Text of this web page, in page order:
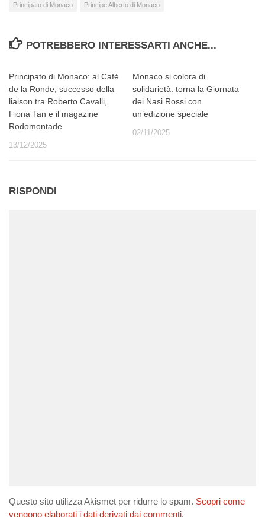
Principato di Monaco Principe Alberto di Monaco
POTREBBERO INTERESSARTI ANCHE...
Principato di Monaco: al Café
de la Ronde, successo della
liaison tra Roberto Cavalli,
Fiona Tan e il magazine
Rodomontade
13/12/2025
Monaco si colora di
solidarietà: torna la Giornata
dei Nasi Rossi con
un’edizione speciale
02/11/2025
RISPONDI
Questo sito utilizza Akismet per ridurre lo spam. Scopri come
vengono elaborati i dati derivati dai commenti.